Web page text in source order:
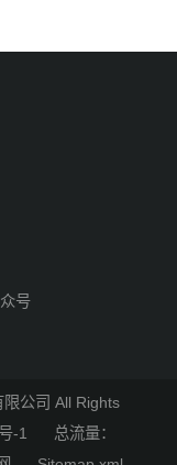
号
公司 All Rights
-1 总流量：